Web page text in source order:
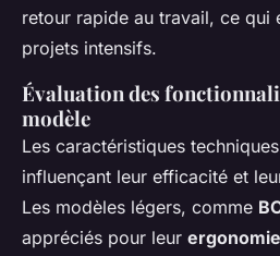
retour rapide au travail, ce qui
projets intensifs.
Évaluation des
modèle
Les caractéristiques
influençant leur efficacité et
Les modèles légers, comme
appréciés pour leur ergonomie